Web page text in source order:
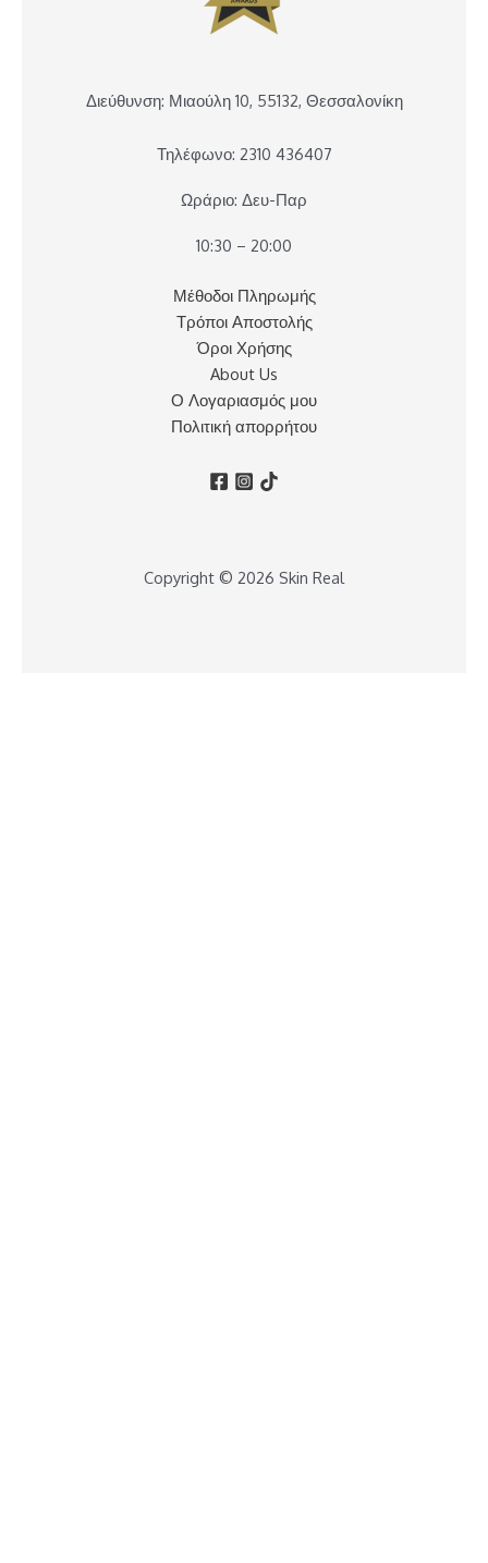
Διεύθυνση: Μιαούλη 10, 55132, Θεσσαλονίκη
Τηλέφωνο: 2310 436407
Ωράριο: Δευ-Παρ
10:30 – 20:00
Μέθοδοι Πληρωμής
Τρόποι Αποστολής
Όροι Χρήσης
About Us
Ο Λογαριασμός μου
Πολιτική απορρήτου
Copyright © 2026 Skin Real